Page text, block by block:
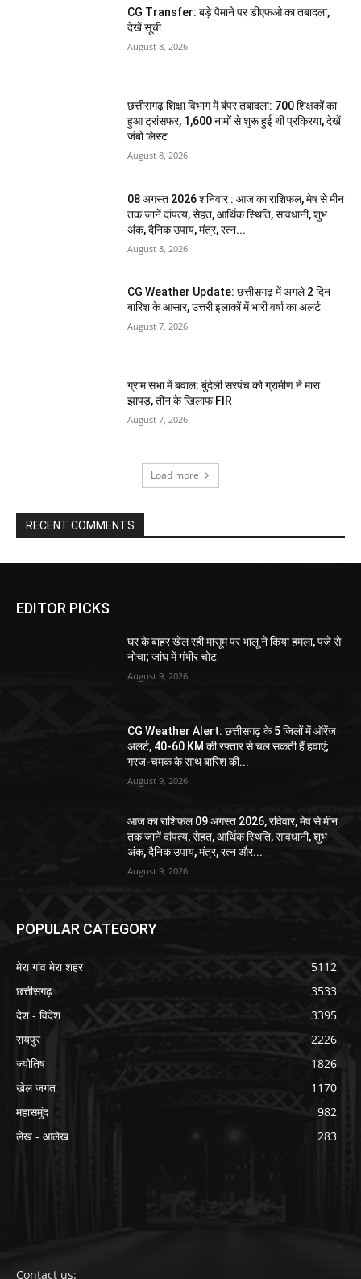
CG Transfer: बड़े पैमाने पर डीएफओ का तबादला,
देखें सूची
August 8, 2026
छत्तीसगढ़ शिक्षा विभाग में बंपर तबादला: 700 शिक्षकों का
हुआ ट्रांसफर, 1,600 नामों से शुरू हुई थी प्रक्रिया, देखें
जंबो लिस्ट
August 8, 2026
08 अगस्त 2026 शनिवार : आज का राशिफल, मेष से मीन
तक जानें दांपत्य, सेहत, आर्थिक स्थिति, सावधानी, शुभ
अंक, दैनिक उपाय, मंत्र, रत्न...
August 8, 2026
CG Weather Update: छत्तीसगढ़ में अगले 2 दिन
बारिश के आसार, उत्तरी इलाकों में भारी वर्षा का अलर्ट
August 7, 2026
ग्राम सभा में बवाल: बुंदेली सरपंच को ग्रामीण ने मारा
झापड़, तीन के खिलाफ FIR
August 7, 2026
Load more
RECENT COMMENTS
EDITOR PICKS
घर के बाहर खेल रही मासूम पर भालू ने किया हमला, पंजे से
नोचा; जांघ में गंभीर चोट
August 9, 2026
CG Weather Alert: छत्तीसगढ़ के 5 जिलों में ऑरेंज
अलर्ट, 40-60 KM की रफ्तार से चल सकती हैं हवाएं;
गरज-चमक के साथ बारिश की...
August 9, 2026
आज का राशिफल 09 अगस्त 2026, रविवार, मेष से मीन
तक जानें दांपत्य, सेहत, आर्थिक स्थिति, सावधानी, शुभ
अंक, दैनिक उपाय, मंत्र, रत्न और...
August 9, 2026
POPULAR CATEGORY
मेरा गांव मेरा शहर
5112
छत्तीसगढ़
3533
देश - विदेश
3395
रायपुर
2226
ज्योतिष
1826
खेल जगत
1170
महासमुंद
982
लेख - आलेख
283
Contact us: